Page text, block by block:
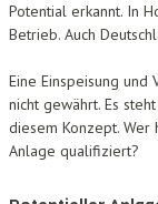
Potential erkannt. In
Betrieb. Auch
Eine Einspeisung
nicht gewährt. Es
diesem Konzept.
Anlage qualifiziert?